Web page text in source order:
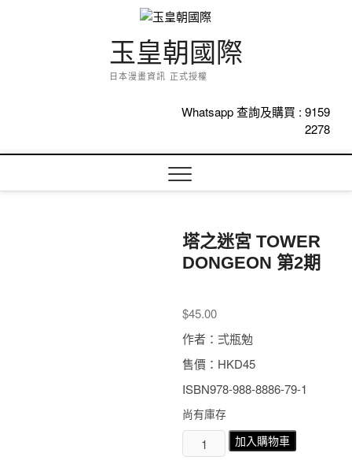
玉皇朝國際
日本漫畫資訊 正式授權
Whatsapp 查詢及購買 : 9159
2278
塔之迷宮 TOWER
DONGEON 第2期
$45.00
作者：弍瓶勉
售價：HKD45
ISBN978-988-8886-79-1
尚有庫存
之
加入購物車